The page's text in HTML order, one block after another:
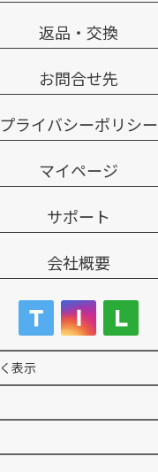
返品・交換
お問合せ先
プライバシーポリシー
マイページ
サポート
会社概要
表示